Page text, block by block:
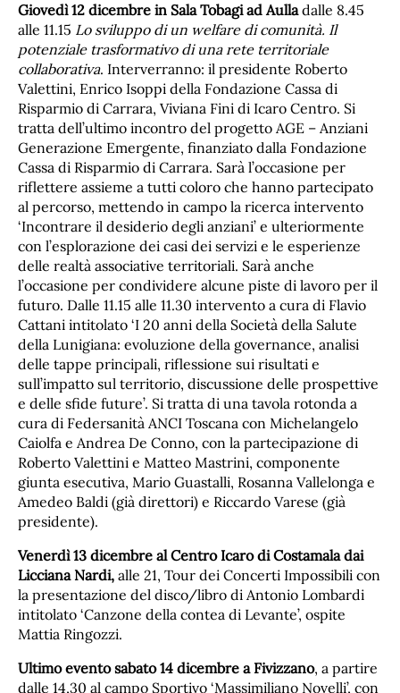
Giovedì 12 dicembre in Sala Tobagi ad Aulladalle 8.45
alle 11.15 Lo sviluppo di un welfare di comunità. Il
potenziale trasformativo di una rete territoriale
collaborativa. Interverranno: il presidente Roberto
Valettini, Enrico Isoppi della Fondazione Cassa di
Risparmio di Carrara, Viviana Fini di Icaro Centro. Si
tratta dell’ultimo incontro del progetto AGE – Anziani
Generazione Emergente, finanziato dalla Fondazione
Cassa di Risparmio di Carrara. Sarà l’occasione per
riflettere assieme a tutti coloro che hanno partecipato
al percorso, mettendo in campo la ricerca intervento
‘Incontrare il desiderio degli anziani’ e ulteriormente
con l’esplorazione dei casi dei servizi e le esperienze
delle realtà associative territoriali. Sarà anche
l’occasione per condividere alcune piste di lavoro per il
futuro. Dalle 11.15 alle 11.30 intervento a cura di Flavio
Cattani intitolato ‘I 20 anni della Società della Salute
della Lunigiana: evoluzione della governance, analisi
delle tappe principali, riflessione sui risultati e
sull’impatto sul territorio, discussione delle prospettive
e delle sfide future’. Si tratta di una tavola rotonda a
cura di Federsanità ANCI Toscana con Michelangelo
Caiolfa e Andrea De Conno, con la partecipazione di
Roberto Valettini e Matteo Mastrini, componente
giunta esecutiva, Mario Guastalli, Rosanna Vallelonga e
Amedeo Baldi (già direttori) e Riccardo Varese (già
presidente).
Venerdì 13 dicembre al Centro Icaro di Costamala dai
Licciana Nardi, alle 21, Tour dei Concerti Impossibili con
la presentazione del disco/libro di Antonio Lombardi
intitolato ‘Canzone della contea di Levante’, ospite
Mattia Ringozzi.
Ultimo evento sabato 14 dicembre a Fivizzano, a partire
dalle 14,30 al campo Sportivo ‘Massimiliano Novelli’, con